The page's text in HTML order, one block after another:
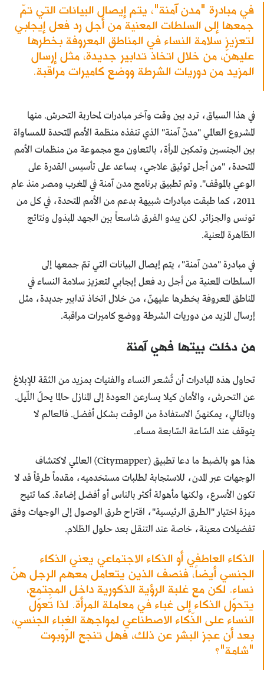
في مبادرة "مدن آمنة"، يتم إيصال البيانات التي تمّ
جمعها إلى السلطات المعنية من أجل رد فعل إيجابي
لتعزيز سلامة النساء في المناطق المعروفة بخطرها
عليهنّ، من خلال اتخاذ تدابير جديدة، مثل إرسال
المزيد من دوريات الشرطة ووضع كاميرات مراقبة.
في هذا السياق، ترد بين وقت وآخر مبادرات لمحاربة التحرش. منها
المشروع العالمي "مدنٌ آمنة" الذي تنفذه منظمة الأمم المتحدة للمساواة
بين الجنسين وتمكين المرأة، بالتعاون مع مجموعة من منظمات الأمم
المتحدة، "من أجل توثيق علاجي، يساعد على تأسيس القدرة على
الوعي بالموقف". وتم تطبيق برنامج مدن آمنة في المغرب ومصر منذ عام
2011، كما طبقت مبادرات شبيهة بدعم من الأمم المتحدة، في كل من
تونس والجزائر. لكن يبدو الفرق شاسعاً بين الجهد المبذول ونتائج
الظاهرة المعنية.
في مبادرة "مدن آمنة"، يتم إيصال البيانات التي تمّ جمعها إلى
السلطات المعنية من أجل رد فعل إيجابي لتعزيز سلامة النساء في
المناطق المعروفة بخطرها عليهنّ، من خلال اتخاذ تدابير جديدة، مثل
إرسال المزيد من دوريات الشرطة ووضع كاميرات مراقبة.
من دخلت بيتها فهي آمنة
تحاول هذه المبادرات أن تُشعر النساء والفتيات بمزيد من الثقة للإبلاغ
عن التحرش، والأمان كيلا يسارعن العودة إلى المنازل حالما يحلّ اللّيل.
وبالتالي، يمكنهنّ الاستفادة من الوقت بشكل أفضل. فالعالم لا
يتوقف عند السّاعة السّابعة مساء.
هذا هو بالضبط ما دعا تطبيق (Citymapper) العالمي لاكتشاف
الوجهات عبر المدن، للاستجابة لطلبات مستخدميه، مقدماً طرقاً قد لا
تكون الأسرع، ولكنها مأهولة أكثر بالناس أو أفضل إضاءة. كما تتيح
ميزة اختيار "الطرق الرئيسية"، اقتراح طرق الوصول إلى الوجهات وفق
تفضيلات معينة، خاصة عند التنقل بعد حلول الظلام.
الذكاء العاطفي أو الذكاء الاجتماعي يعني الذكاء
الجنسي أيضاً، فنصف الذين يتعامل معهم الرجل هنّ
نساء. لكن مع غلبة الرؤية الذكورية داخل المجتمع،
يتحوّل الذكاء إلى غباء في معاملة المرأة. لذا تُعوّل
النساء على الذّكاء الاصطناعي لمواجهة الغباء الجنسي،
بعد أن عجز البشر عن ذلك، فهل تنجح الرّوبوت
"شامة"؟